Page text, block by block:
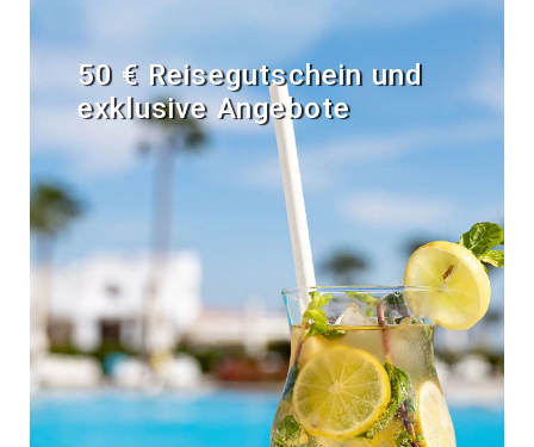
50 € Reisegutschein und
exklusive Angebote